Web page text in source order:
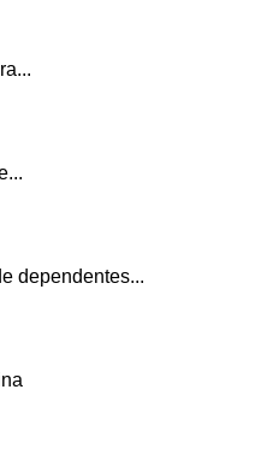
dependentes...